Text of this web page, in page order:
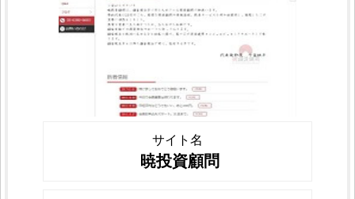
サイト名
暁投資顧問